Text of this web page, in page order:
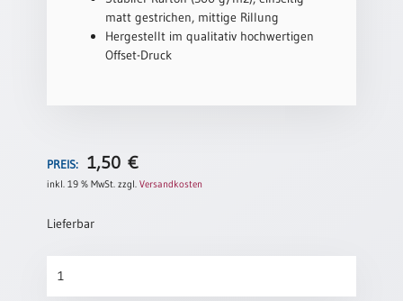
Hochzeitsjubiläum
Kirchen(wieder)eintritt
PC-
matt gestrichen, mittige Rillung
Hergestellt im qualitativ hochwertigen
Offset-Druck
PREIS: 1,50€
inkl. 19 % MwSt. zzgl.Versandkosten
Lieferbar
Menge